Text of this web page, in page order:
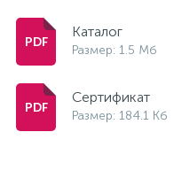
Каталог
Размер: 1.5 Мб
Сертификат
Размер: 184.1 Кб